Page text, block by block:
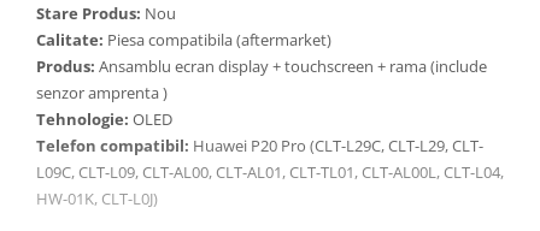
Stare Produs: Nou
Calitate: Piesa compatibila (aftermarket)
Produs: Ansamblu ecran display + touchscreen + rama (include
senzor amprenta )
Tehnologie: OLED
Telefon compatibil: Huawei P20 Pro (CLT-L29C, CLT-L29, CLT-
L09C, CLT-L09, CLT-AL00, CLT-AL01, CLT-TL01, CLT-AL00L, CLT-L04,
HW-01K, CLT-L0J)